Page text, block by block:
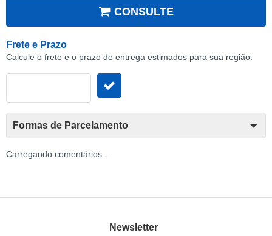
CONSULTE
Frete e Prazo
Calcule o frete e o prazo de entrega estimados para sua região:
Formas de Parcelamento
Carregando comentários ...
Newsletter